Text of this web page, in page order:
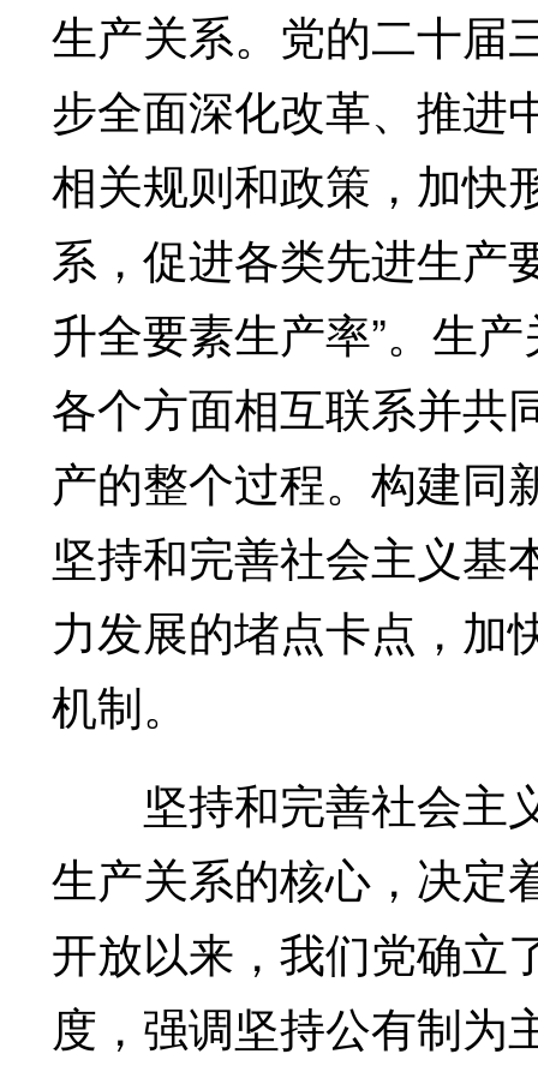
生产关系。党的二十届
步全面深化改革、推进
相关规则和政策，加快
系，促进各类先进生产
升全要素生产率”。生
各个方面相互联系并共
产的整个过程。构建同
坚持和完善社会主义基
力发展的堵点卡点，加
机制。
坚持和完善社会主
生产关系的核心，决定
开放以来，我们党确立
度，强调坚持公有制为